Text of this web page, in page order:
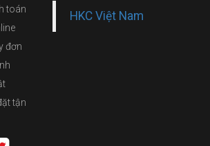
toán
đơn
tận
HKC Việt Nam